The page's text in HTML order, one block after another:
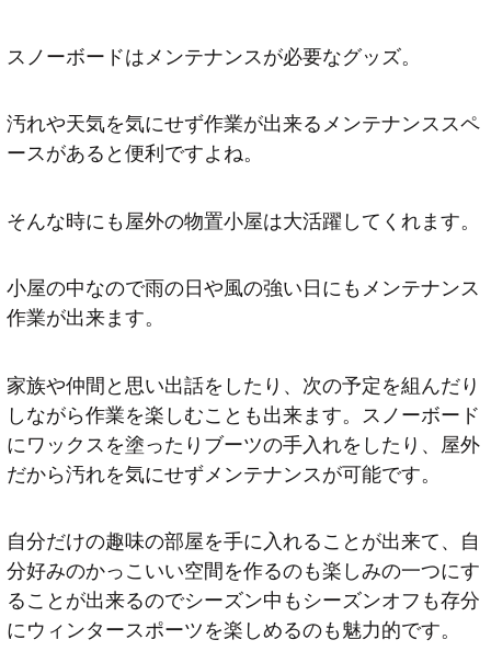
スノーボードはメンテナンスが必要なグッズ。
汚れや天気を気にせず作業が出来るメンテナンススペ
ースがあると便利ですよね。
そんな時にも屋外の物置小屋は大活躍してくれます。
小屋の中なので雨の日や風の強い日にもメンテナンス
作業が出来ます。
家族や仲間と思い出話をしたり、次の予定を組んだり
しながら作業を楽しむことも出来ます。スノーボード
にワックスを塗ったりブーツの手入れをしたり、屋外
だから汚れを気にせずメンテナンスが可能です。
自分だけの趣味の部屋を手に入れることが出来て、自
分好みのかっこいい空間を作るのも楽しみの一つにす
ることが出来るのでシーズン中もシーズンオフも存分
にウィンタースポーツを楽しめるのも魅力的です。